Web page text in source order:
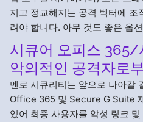
지고 정교해지는 공격 벡터에 조
려야 합니다. 아무 것도 좋은 옵
시큐어 오피스 365/
악의적인 공격자로
멘로 시큐리티는 앞으로 나아갈
Office 365 및 Secure G Suite
있어 최종 사용자를 악성 링크